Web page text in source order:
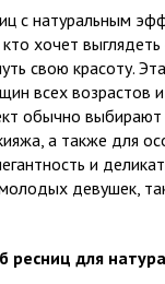
с натуральным
хочет выглядеть
свою красоту.
всех возрастов
обычно выбирают
а также для
и
девушек,
ресниц для